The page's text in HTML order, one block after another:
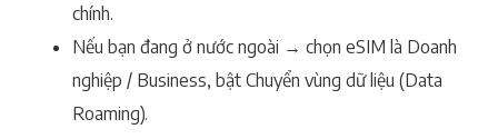
chính.
Nếu bạn đang ở nước ngoài → chọn eSIM là Doanh
nghiệp / Business, bật Chuyển vùng dữ liệu (Data
Roaming).